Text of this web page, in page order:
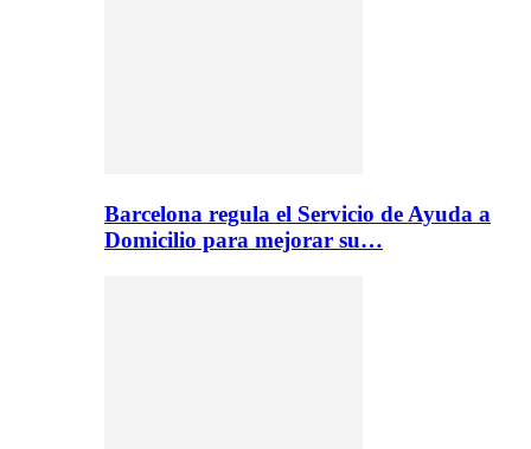
Barcelona regula el Servicio de Ayuda a
Domicilio para mejorar su…